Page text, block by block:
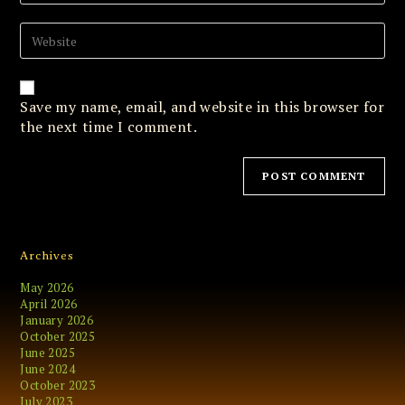
to
comment
email
address
to
comment
Enter
your
website
URL
(optional)
Save my name, email, and website in this browser for
the next time I comment.
Archives
May 2026
April 2026
January 2026
October 2025
June 2025
June 2024
October 2023
July 2023